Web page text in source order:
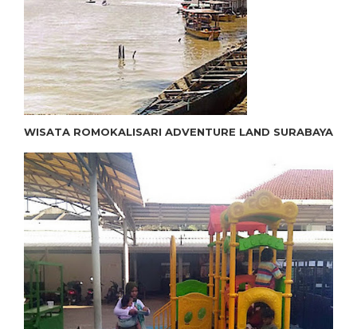
WISATA ROMOKALISARI ADVENTURE LAND SURABAYA